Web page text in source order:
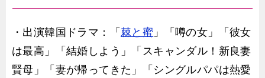
・出演韓国ドラマ：「 棘と蜜 」「噂の女」「彼女
は最高」「結婚しよう」「スキャンダル！新良妻
賢母」「妻が帰ってきた」「シングルパパは熱愛